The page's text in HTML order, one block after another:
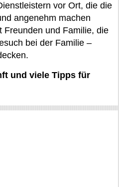
vor Ort, die die
angenehm machen
Freunden und Familie, die
bei der Familie –
und viele Tipps für